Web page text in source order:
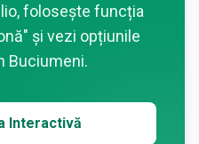
folosește funcția
și vezi opțiunile
Buciumeni.
Interactivă